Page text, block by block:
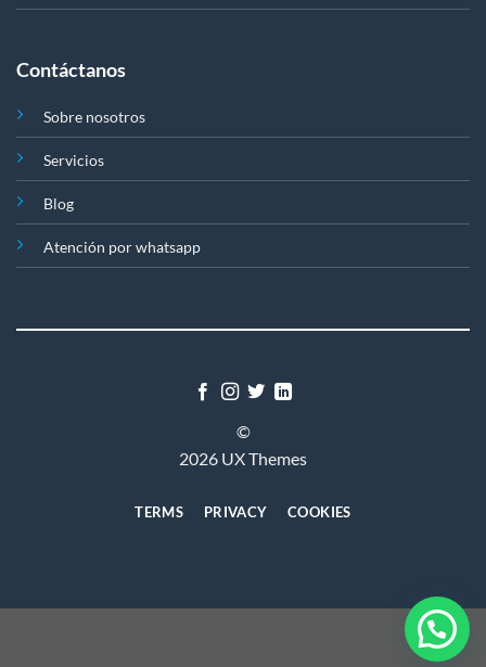
Contáctanos
Sobre nosotros
Servicios
Blog
Atención por whatsapp
©
2026 UX Themes
TERMS PRIVACY COOKIES